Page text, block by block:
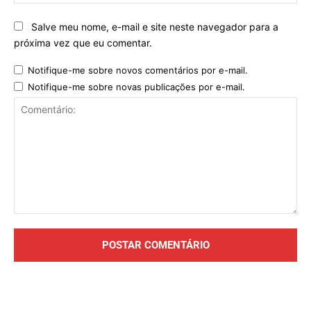
Salve meu nome, e-mail e site neste navegador para a
próxima vez que eu comentar.
Notifique-me sobre novos comentários por e-mail.
Notifique-me sobre novas publicações por e-mail.